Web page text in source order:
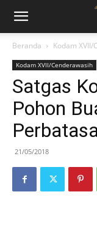
Beranda Kodam
Kodam XVII/Cenderawasih
Satgas
Pohon
21/05/2018